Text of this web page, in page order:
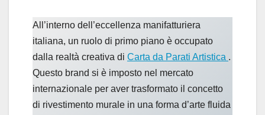
All’interno dell’eccellenza manifatturiera
italiana, un ruolo di primo piano è occupato
dalla realtà creativa di Carta da Parati Artistica .
Questo brand si è imposto nel mercato
internazionale per aver trasformato il concetto
di rivestimento murale in una forma d’arte fluida